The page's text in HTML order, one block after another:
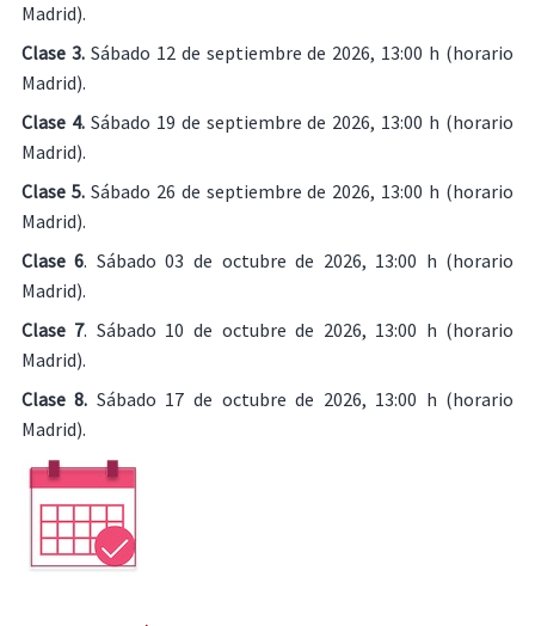
Madrid).
Clase 3.Sábado 12 de septiembre de 2026, 13:00 h (horario
Madrid).
Clase 4.Sábado 19 de septiembre de 2026, 13:00 h (horario
Madrid).
Clase 5.Sábado 26 de septiembre de 2026, 13:00 h (horario
Madrid).
Clase 6. Sábado 03 de octubre de 2026, 13:00 h (horario
Madrid).
Clase 7. Sábado 10 de octubre de 2026, 13:00 h (horario
Madrid).
Clase 8. Sábado 17 de octubre de 2026, 13:00 h (horario
Madrid).